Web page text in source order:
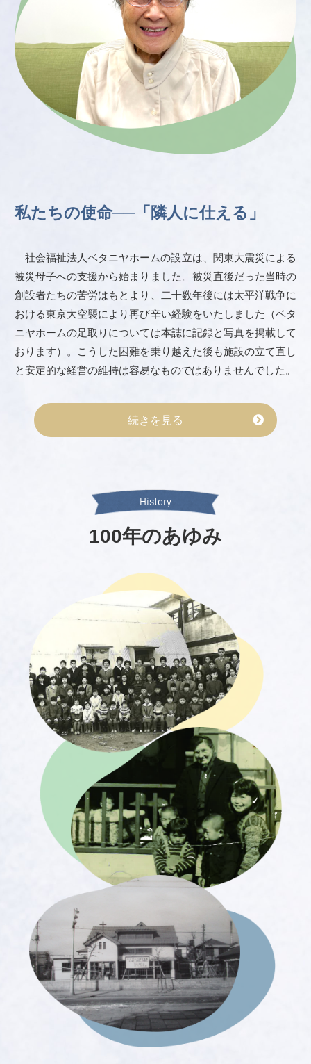
私たちの使命──「隣人に仕える」
社会福祉法人ベタニヤホームの設立は、関東大震災による
被災母子への支援から始まりました。被災直後だった当時の
創設者たちの苦労はもとより、二十数年後には太平洋戦争に
おける東京大空襲により再び辛い経験をいたしました（ベタ
ニヤホームの足取りについては本誌に記録と写真を掲載して
おります）。こうした困難を乗り越えた後も施設の立て直し
と安定的な経営の維持は容易なものではありませんでした。
続きを見る
History
100年のあゆみ